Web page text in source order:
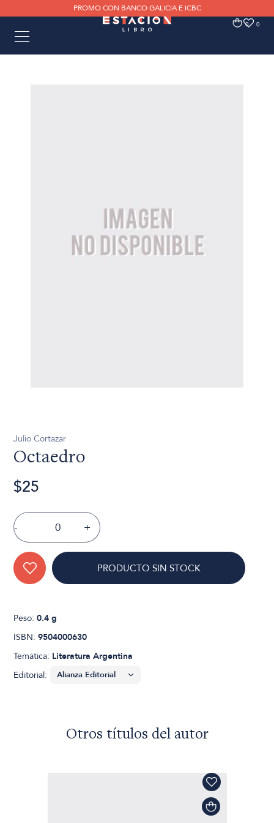
PROMO CON BANCO GALICIA E ICBC
0 0
Julio Cortazar
Octaedro
$25
- +
PRODUCTO SIN STOCK
Peso:0.4 g
ISBN:9504000630
Temática: Literatura Argentina
Editorial:
Otros títulos del autor